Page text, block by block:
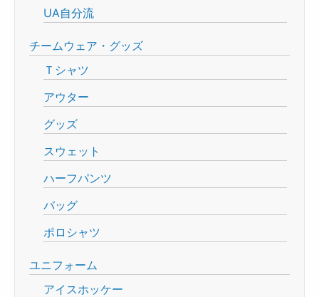
UA自分流
チームウェア・グッズ
Ｔシャツ
アウター
グッズ
スウェット
ハーフパンツ
バッグ
ポロシャツ
ユニフォーム
アイスホッケー